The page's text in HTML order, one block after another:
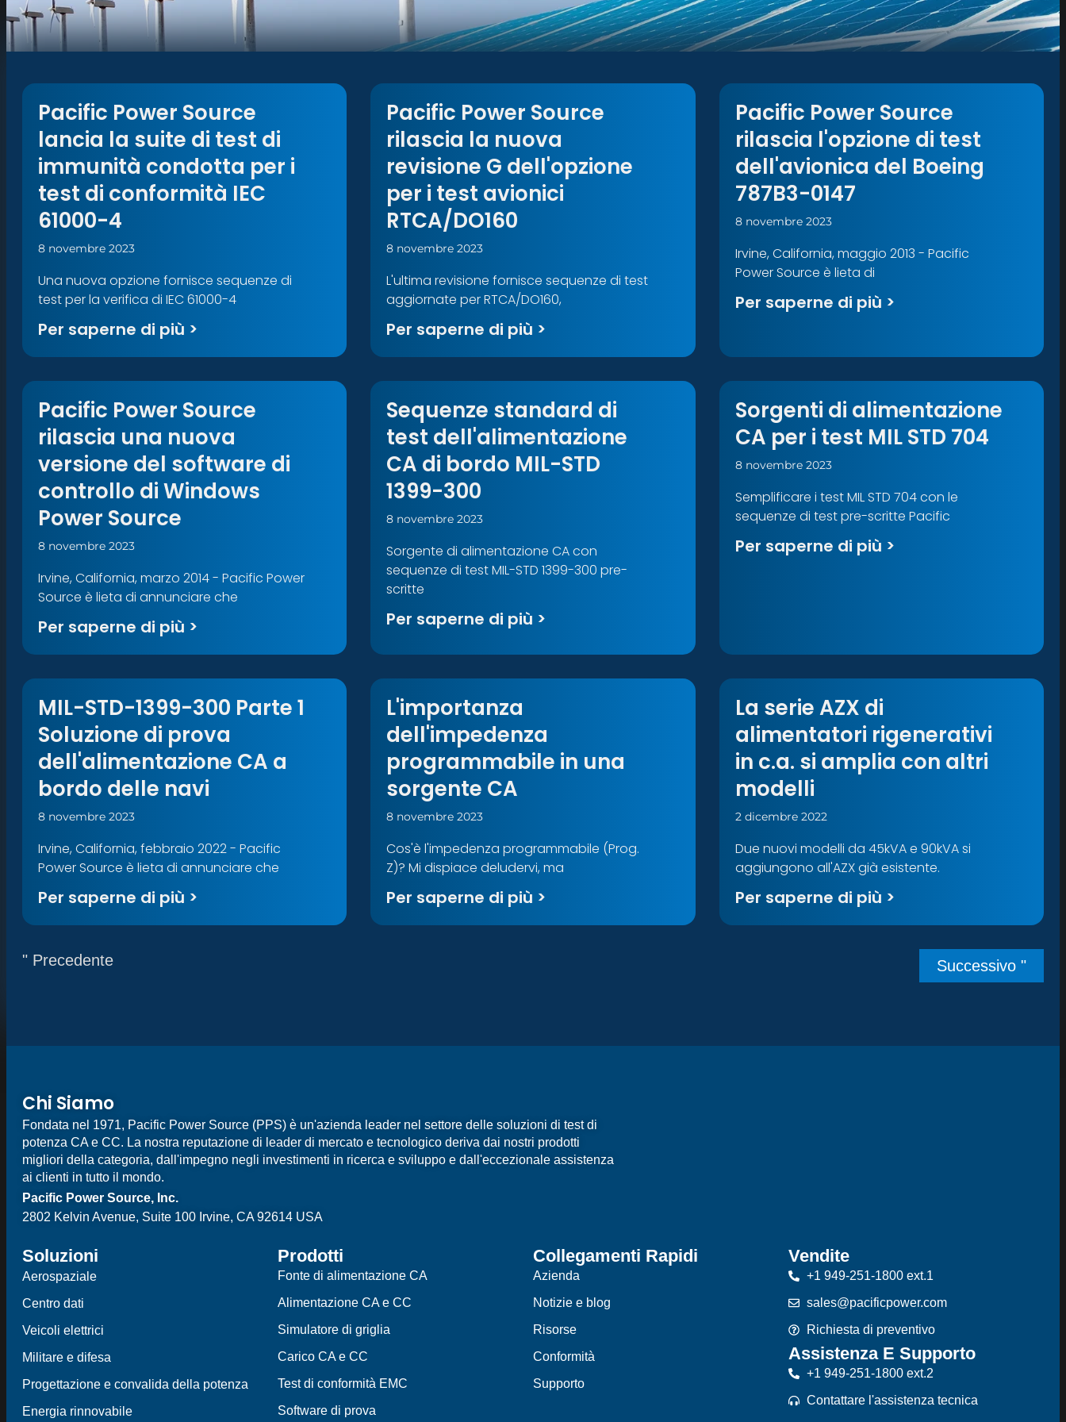
Pacific Power Source
lancia la suite di test di
immunità condotta per i
test di conformità IEC
61000-4
8 novembre 2023
Una nuova opzione fornisce sequenze di
test per la verifica di IEC 61000-4
Per saperne di più >
Pacific Power Source
rilascia la nuova
revisione G dell'opzione
per i test avionici
RTCA/DO160
8 novembre 2023
L'ultima revisione fornisce sequenze di test
aggiornate per RTCA/DO160,
Per saperne di più >
Pacific Power Source
rilascia l'opzione di test
dell'avionica del Boeing
787B3-0147
8 novembre 2023
Irvine, California, maggio 2013 - Pacific
Power Source è lieta di
Per saperne di più >
Pacific Power Source
rilascia una nuova
versione del software di
controllo di Windows
Power Source
8 novembre 2023
Irvine, California, marzo 2014 - Pacific Power
Source è lieta di annunciare che
Per saperne di più >
Sequenze standard di
test dell'alimentazione
CA di bordo MIL-STD
1399-300
8 novembre 2023
Sorgente di alimentazione CA con
sequenze di test MIL-STD 1399-300 pre-
scritte
Per saperne di più >
Sorgenti di alimentazione
CA per i test MIL STD 704
8 novembre 2023
Semplificare i test MIL STD 704 con le
sequenze di test pre-scritte Pacific
Per saperne di più >
MIL-STD-1399-300 Parte 1
Soluzione di prova
dell'alimentazione CA a
bordo delle navi
8 novembre 2023
Irvine, California, febbraio 2022 - Pacific
Power Source è lieta di annunciare che
Per saperne di più >
L'importanza
dell'impedenza
programmabile in una
sorgente CA
8 novembre 2023
Cos'è l'impedenza programmabile (Prog.
Z)? Mi dispiace deludervi, ma
Per saperne di più >
La serie AZX di
alimentatori rigenerativi
in c.a. si amplia con altri
modelli
2 dicembre 2022
Due nuovi modelli da 45kVA e 90kVA si
aggiungono all'AZX già esistente.
Per saperne di più >
" Precedente Successivo "
Chi Siamo
Fondata nel 1971, Pacific Power Source (PPS) è un'azienda leader nel settore delle soluzioni di test di
potenza CA e CC. La nostra reputazione di leader di mercato e tecnologico deriva dai nostri prodotti
migliori della categoria, dall'impegno negli investimenti in ricerca e sviluppo e dall'eccezionale assistenza
ai clienti in tutto il mondo.
Pacific Power Source, Inc.
2802 Kelvin Avenue, Suite 100 Irvine, CA 92614 USA
Soluzioni
Aerospaziale
Centro dati
Veicoli elettrici
Militare e difesa
Progettazione e convalida della potenza
Energia rinnovabile
Prodotti
Fonte di alimentazione CA
Alimentazione CA e CC
Simulatore di griglia
Carico CA e CC
Test di conformità EMC
Software di prova
Collegamenti Rapidi
Azienda
Notizie e blog
Risorse
Conformità
Supporto
Vendite
+1 949-251-1800 ext.1
sales@pacificpower.com
Richiesta di preventivo
Assistenza E Supporto
+1 949-251-1800 ext.2
Contattare l'assistenza tecnica